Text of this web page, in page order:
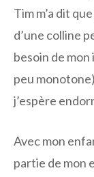
Tim m’a dit
d’une colline
besoin de
peu
j’espère
Avec mon
partie de mon